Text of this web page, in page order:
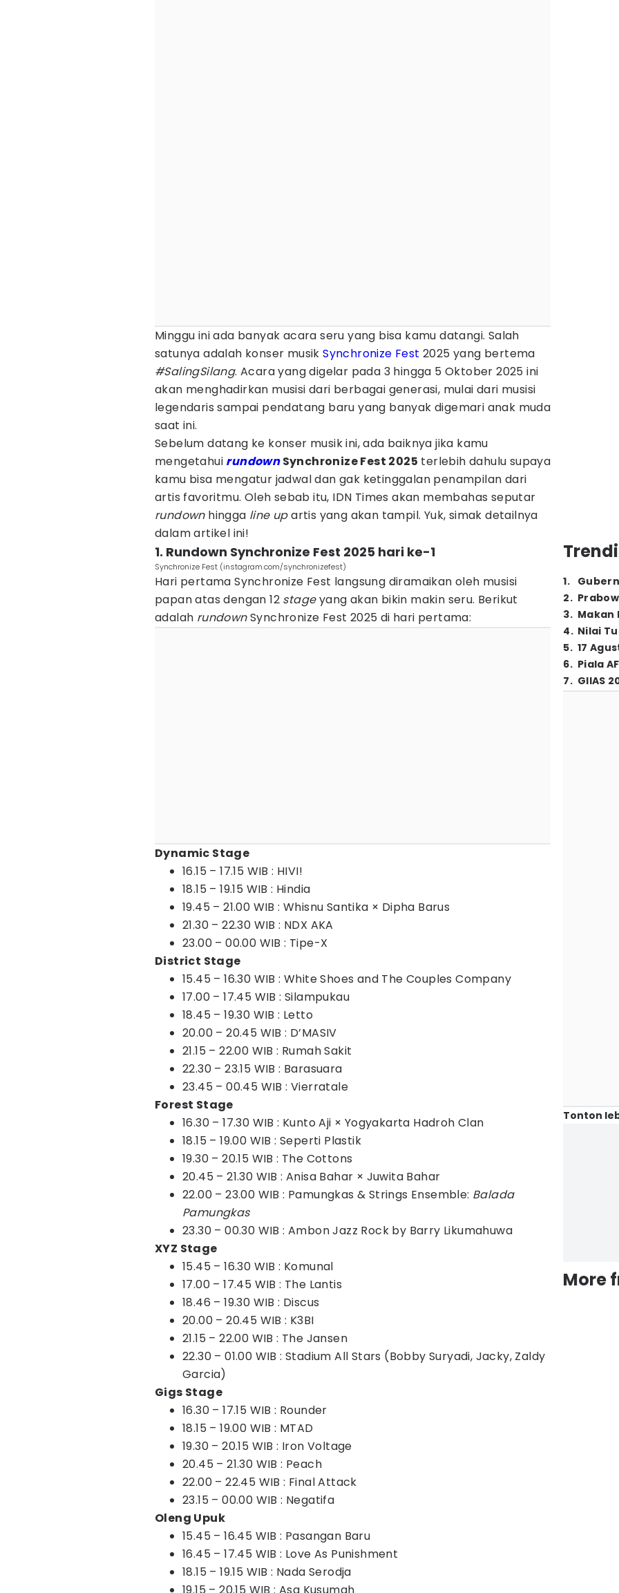
Minggu ini ada banyak acara seru yang bisa kamu datangi. Salah
satunya adalah konser musikSynchronize Fest 2025 yang bertema
#SalingSilang. Acara yang digelar pada 3 hingga 5 Oktober 2025 ini
akan menghadirkan musisi dari berbagai generasi, mulai dari musisi
legendaris sampai pendatang baru yang banyak digemari anak muda
saat ini.
Sebelum datang ke konser musik ini, ada baiknya jika kamu
mengetahui rundownSynchronize Fest 2025 terlebih dahulu supaya
kamu bisa mengatur jadwal dan gak ketinggalan penampilan dari
artis favoritmu. Oleh sebab itu, IDN Times akan membahas seputar
rundownhingga line upartis yang akan tampil. Yuk, simak detailnya
dalam artikel ini!
1. Rundown Synchronize Fest 2025 hari ke-1
Synchronize Fest (instagram.com/synchronizefest)
Hari pertama Synchronize Fest langsung diramaikan oleh musisi
papan atas dengan 12 stageyang akan bikin makin seru. Berikut
adalah rundownSynchronize Fest 2025 di hari pertama:
Dynamic Stage
16.15 – 17.15 WIB : HIVI!
18.15 – 19.15 WIB : Hindia
19.45 – 21.00 WIB : Whisnu Santika × Dipha Barus
21.30 – 22.30 WIB : NDX AKA
23.00 – 00.00 WIB : Tipe-X
District Stage
15.45 – 16.30 WIB : White Shoes and The Couples Company
17.00 – 17.45 WIB : Silampukau
18.45 – 19.30 WIB : Letto
20.00 – 20.45 WIB : D’MASIV
21.15 – 22.00 WIB : Rumah Sakit
22.30 – 23.15 WIB : Barasuara
23.45 – 00.45 WIB : Vierratale
Forest Stage
16.30 – 17.30 WIB : Kunto Aji × Yogyakarta Hadroh Clan
18.15 – 19.00 WIB : Seperti Plastik
19.30 – 20.15 WIB : The Cottons
20.45 – 21.30 WIB : Anisa Bahar × Juwita Bahar
22.00 – 23.00 WIB : Pamungkas & Strings Ensemble: Balada
Pamungkas
23.30 – 00.30 WIB : Ambon Jazz Rock by Barry Likumahuwa
XYZ Stage
15.45 – 16.30 WIB : Komunal
17.00 – 17.45 WIB : The Lantis
18.46 – 19.30 WIB : Discus
20.00 – 20.45 WIB : K3BI
21.15 – 22.00 WIB : The Jansen
22.30 – 01.00 WIB : Stadium All Stars (Bobby Suryadi, Jacky, Zaldy
Garcia)
Gigs Stage
16.30 – 17.15 WIB : Rounder
18.15 – 19.00 WIB : MTAD
19.30 – 20.15 WIB : Iron Voltage
20.45 – 21.30 WIB : Peach
22.00 – 22.45 WIB : Final Attack
23.15 – 00.00 WIB : Negatifa
Oleng Upuk
15.45 – 16.45 WIB : Pasangan Baru
16.45 – 17.45 WIB : Love As Punishment
18.15 – 19.15 WIB : Nada Serodja
1.
2.
3. Makan
4. Nilai
5. 17
6. Piala
7. GIIAS
Tonton
More